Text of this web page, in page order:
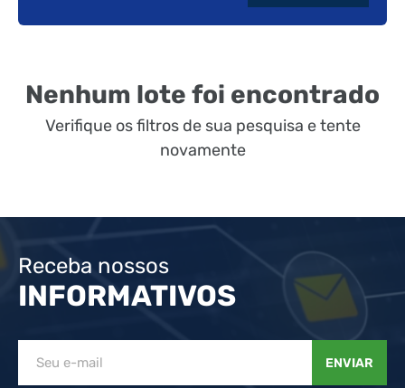
Nenhum lote foi encontrado
Verifique os filtros de sua pesquisa e tente
novamente
Receba nossos
INFORMATIVOS
ENVIAR